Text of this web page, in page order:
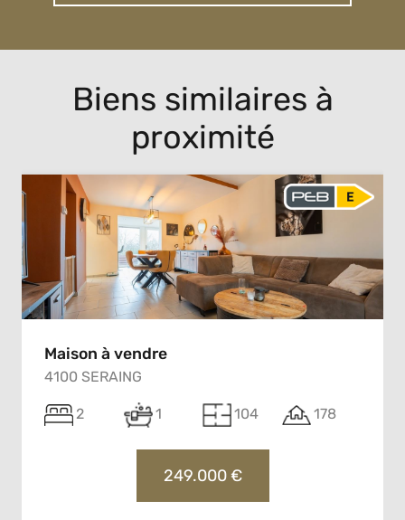
Biens similaires à
proximité
Maison à vendre
4100 SERAING
2 1 104 178
249.000 €